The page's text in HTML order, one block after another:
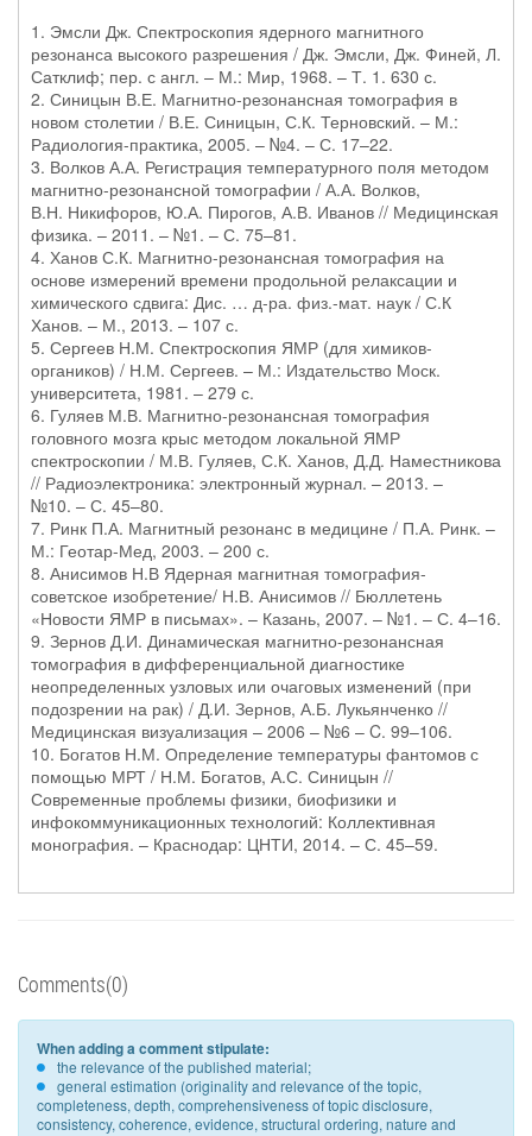
1. Эмсли Дж. Спектроскопия ядерного магнитного
резонанса высокого разрешения / Дж. Эмсли, Дж. Финей, Л.
Сатклиф; пер. с англ. – М.: Мир, 1968. – Т. 1. 630 с.
2. Синицын В.Е. Магнитно-резонансная томография в
новом столетии / В.Е. Синицын, С.К. Терновский. – М.:
Радиология-практика, 2005. – №4. – С. 17–22.
3. Волков А.А. Регистрация температурного поля методом
магнитно-резонансной томографии / А.А. Волков,
В.Н. Никифоров, Ю.А. Пирогов, А.В. Иванов // Медицинская
физика. – 2011. – №1. – С. 75–81.
4. Ханов С.К. Магнитно-резонансная томография на
основе измерений времени продольной релаксации и
химического сдвига: Дис. … д-ра. физ.-мат. наук / С.К
Ханов. – М., 2013. – 107 с.
5. Сергеев Н.М. Спектроскопия ЯМР (для химиков-
органиков) / Н.М. Сергеев. – М.: Издательство Моск.
университета, 1981. – 279 с.
6. Гуляев М.В. Магнитно-резонансная томография
головного мозга крыс методом локальной ЯМР
спектроскопии / М.В. Гуляев, С.К. Ханов, Д.Д. Наместникова
// Радиоэлектроника: электронный журнал. – 2013. –
№10. – С. 45–80.
7. Ринк П.А. Магнитный резонанс в медицине / П.А. Ринк. –
М.: Геотар-Мед, 2003. – 200 с.
8. Анисимов Н.В Ядерная магнитная томография-
советское изобретение/ Н.В. Анисимов // Бюллетень
«Новости ЯМР в письмах». – Казань, 2007. – №1. – С. 4–16.
9. Зернов Д.И. Динамическая магнитно-резонансная
томография в дифференциальной диагностике
неопределенных узловых или очаговых изменений (при
подозрении на рак) / Д.И. Зернов, А.Б. Лукьянченко //
Медицинская визуализация – 2006 – №6 – C. 99–106.
10. Богатов Н.М. Определение температуры фантомов с
помощью МРТ / Н.М. Богатов, А.С. Синицын //
Современные проблемы физики, биофизики и
инфокоммуникационных технологий: Коллективная
монография. – Краснодар: ЦНТИ, 2014. – С. 45–59.
Comments(0)
When adding a comment stipulate:
the relevance of the published material;
general estimation (originality and relevance of the topic,
completeness, depth, comprehensiveness of topic disclosure,
consistency, coherence, evidence, structural ordering, nature and